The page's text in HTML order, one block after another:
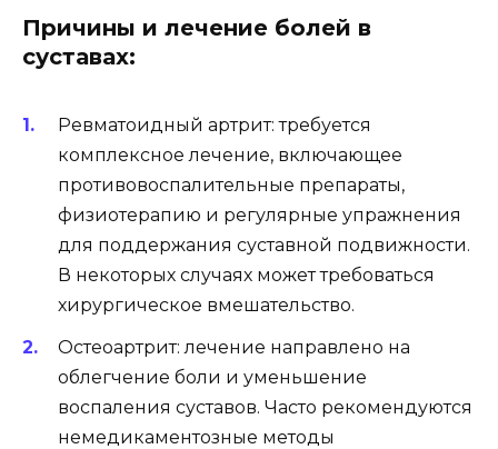
Причины и лечение болей в
суставах:
Ревматоидный артрит: требуется
комплексное лечение, включающее
противовоспалительные препараты,
физиотерапию и регулярные упражнения
для поддержания суставной подвижности.
В некоторых случаях может требоваться
хирургическое вмешательство.
Остеоартрит: лечение направлено на
облегчение боли и уменьшение
воспаления суставов. Часто рекомендуются
немедикаментозные методы